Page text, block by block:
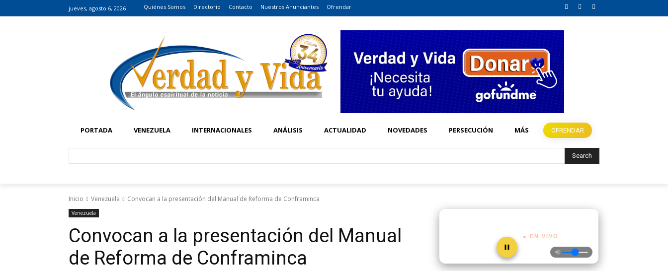
jueves, agosto 6, 2026 Quiénes Somos Directorio Contacto Nuestros Anunciantes Ofrendar
PORTADA VENEZUELA INTERNACIONALES ANÁLISIS ACTUALIDAD NOVEDADES PERSECUCIÓN MÁS OFRENDAR
Search
Inicio Venezuela Convocan a la presentación del Manual de Reforma de Conframinca
Venezuela
Convocan a la presentación del Manual
de Reforma de Conframinca
● EN VIVO